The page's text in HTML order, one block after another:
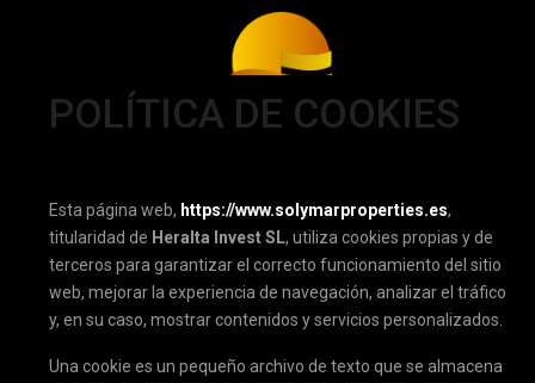
POLÍTICA DE COOKIES
Esta página web, https://www.solymarproperties.es,
titularidad de Heralta Invest SL, utiliza cookies propias y de
terceros para garantizar el correcto funcionamiento del sitio
web, mejorar la experiencia de navegación, analizar el tráfico
y, en su caso, mostrar contenidos y servicios personalizados.
Una cookie es un pequeño archivo de texto que se almacena